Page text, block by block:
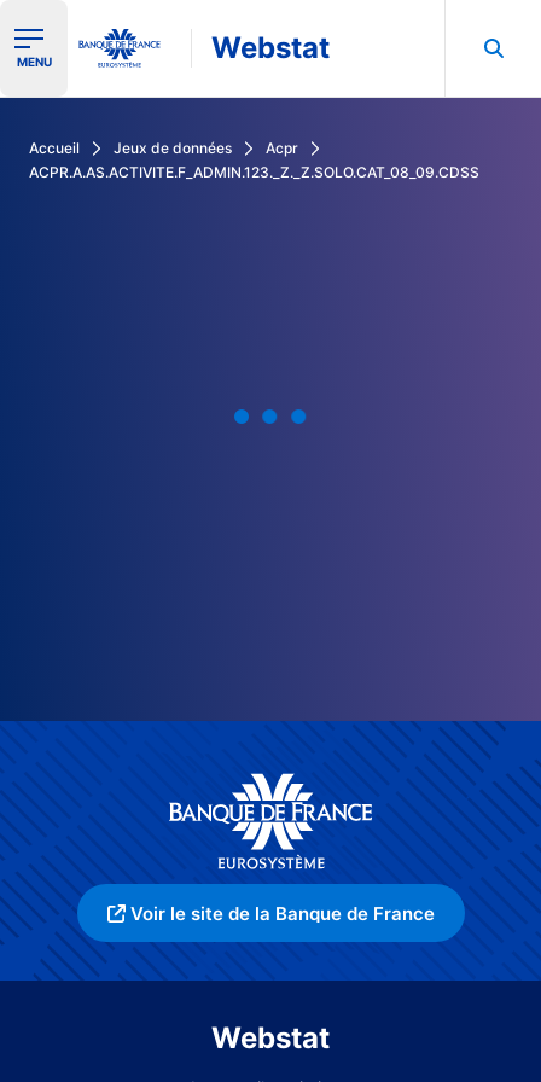
Ouvrir le menu de navigation
MENU Webstat
Accueil Jeux de données
Acpr
ACPR.A.AS.ACTIVITE.F_ADMIN.123._Z._Z.SOLO.CAT_08_09.CDSS
Voir le site de la Banque de France
Webstat